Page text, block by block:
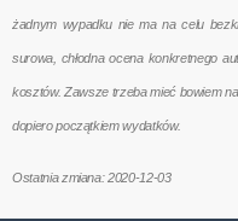
żadnym wypadku nie ma na celu
surowa, chłodna ocena konkretnego
kosztów. Zawsze trzeba mieć bowiem
dopiero początkiem wydatków.
Ostatnia zmiana: 2020-12-03